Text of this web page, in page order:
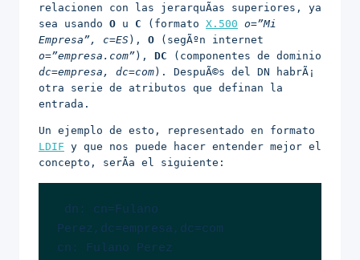
relacionen con las jerarquÃ­as superiores, ya
sea usando O u C (formato X.500 o=”Mi
Empresa”, c=ES), O (segÃºn internet
o=”empresa.com”), DC (componentes de dominio
dc=empresa, dc=com). DespuÃ©s del DN habrÃ¡
otra serie de atributos que definan la
entrada.
Un ejemplo de esto, representado en formato
LDIF y que nos puede hacer entender mejor el
concepto, serÃ­a el siguiente:
Perez,dc=empresa,dc=com
cn: Fulano Perez